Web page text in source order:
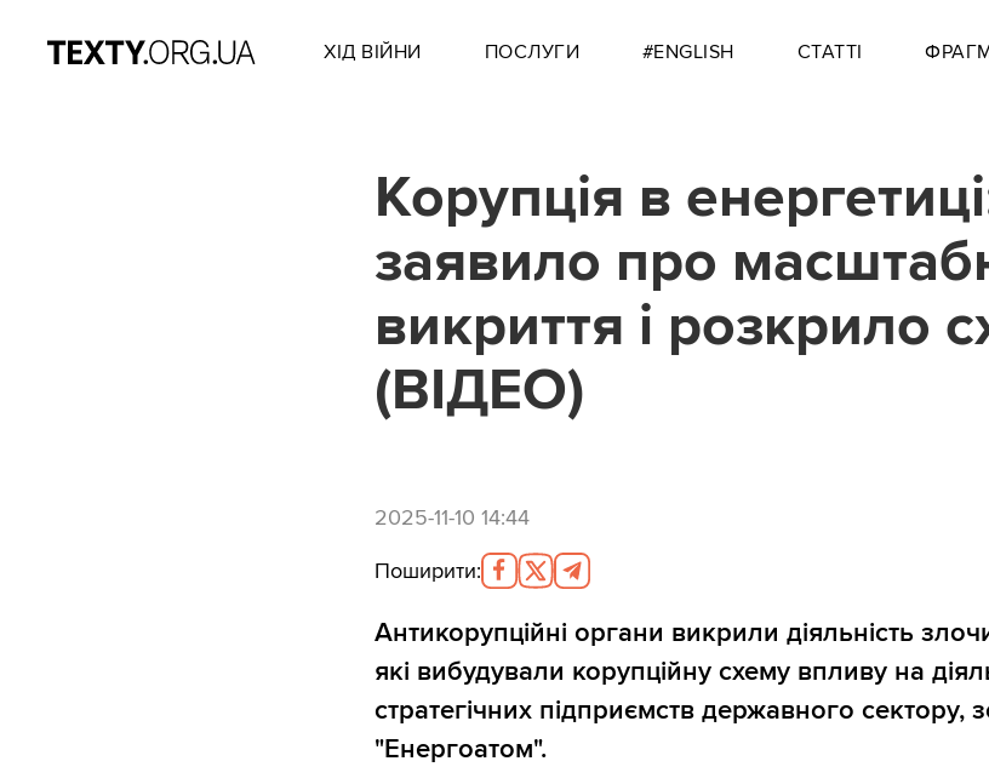
ХІД ВІЙНИ ПОСЛУГИ #ENGLISH СТАТТІ
Корупція в
заявило про
викриття і розкрило
(ВІДЕО)
2025-11-10 14:44
Поширити:
Антикорупційні органи викрили діяльність
які вибудували корупційну схему впливу на
стратегічних підприємств державного
"Енергоатом".